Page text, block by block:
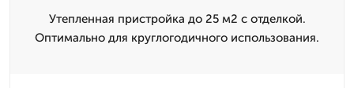
Утепленная пристройка до 25 м2 с отделкой.
Оптимально для круглогодичного использования.